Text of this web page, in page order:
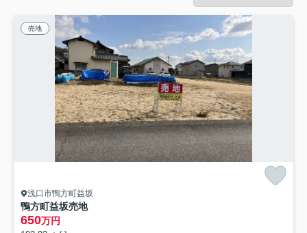
売地
浅口市鴨方町益坂
鴨方町益坂売地
650万円